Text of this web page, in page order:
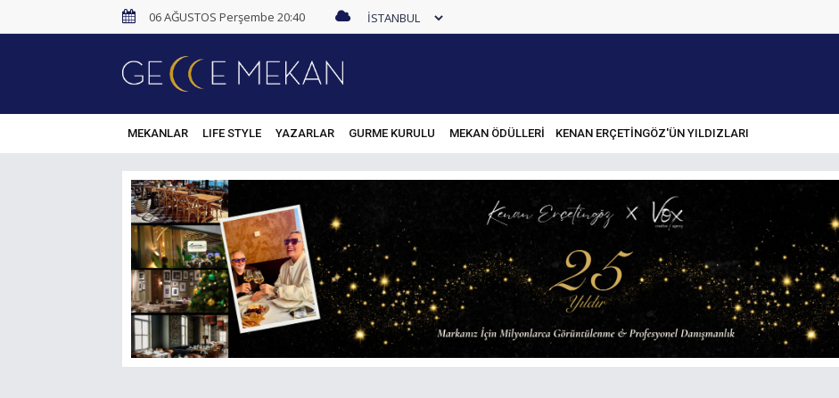
06 AĞUSTOS Perşembe 20:40
MEKANLAR LIFE STYLE YAZARLAR GURME KURULU MEKAN ÖDÜLLERİ KENAN ERÇETINGÖZ'ÜN YILDIZLARI